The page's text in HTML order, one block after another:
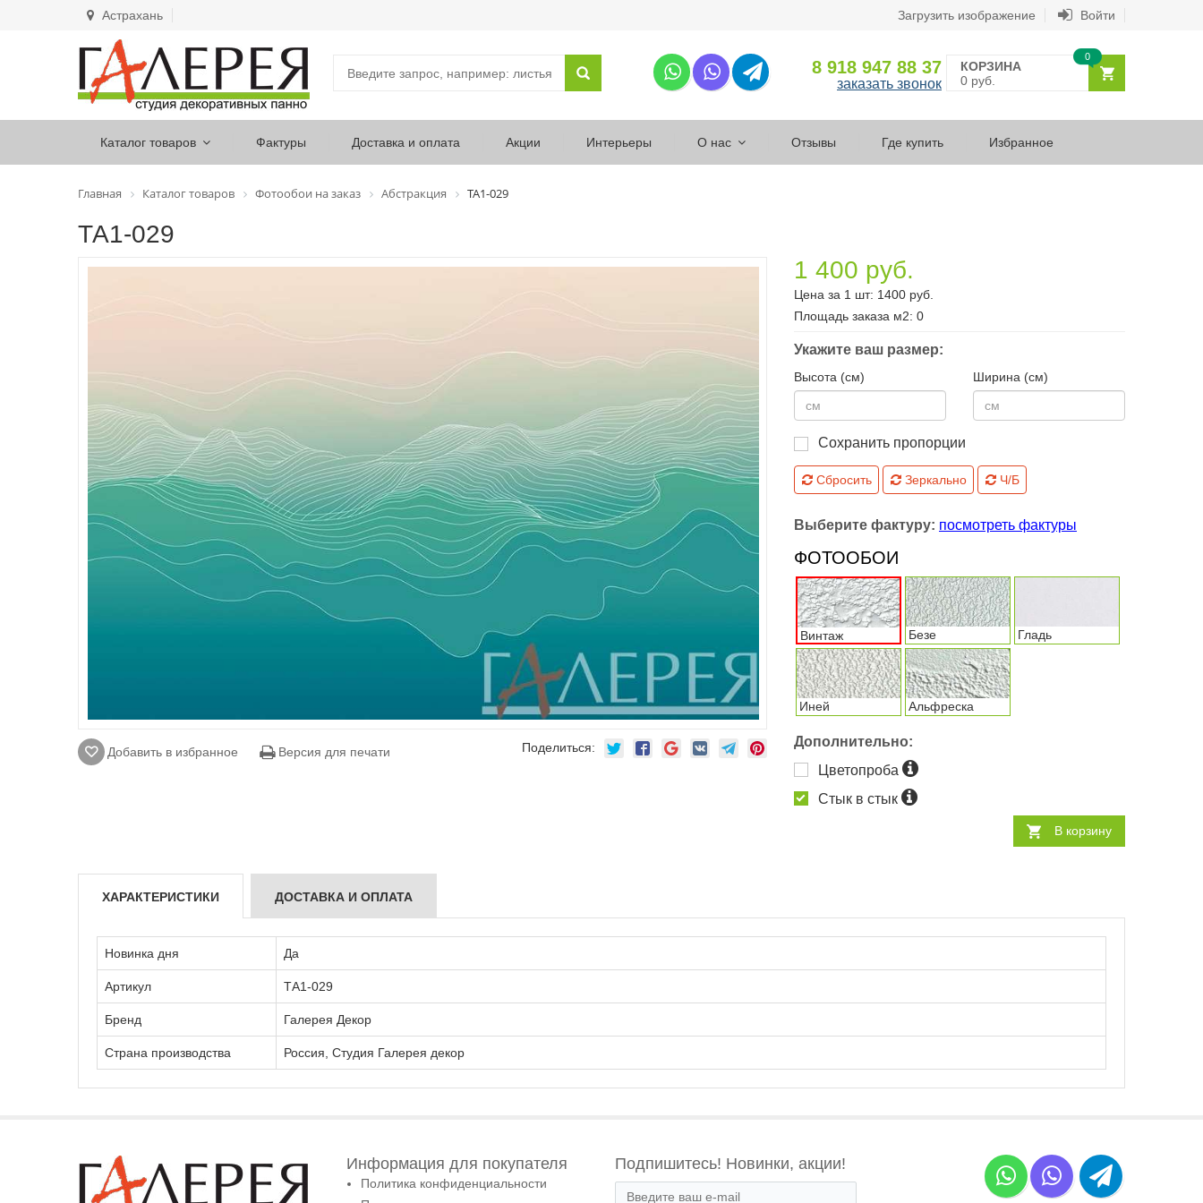
Астрахань Загрузить изображение Войти
8 918 947 88 37
заказать звонок
КОРЗИНА
0 руб.
0
Каталог товаров Фактуры Доставка и оплата Акции Интерьеры О нас Отзывы Где купить Избранное
Главная Каталог товаров Фотообои на заказ Абстракция ТА1-029
ТА1-029
Добавить в избранное Версия для печати Поделиться:
1 400 руб.
Цена за 1 шт: 1400 руб.
Площадь заказа м2: 0
Укажите ваш размер:
Высота (см) Ширина (см)
Сохранить пропорции
Сбросить Зеркально Ч/Б
Выберите фактуру: посмотреть фактуры
ФОТООБОИ
Винтаж Безе Гладь
Иней Альфреска
Дополнительно:
Цветопроба
Стык в стык
В корзину
ХАРАКТЕРИСТИКИ ДОСТАВКА И ОПЛАТА
Новинка дня Да
Артикул ТА1-029
Бренд Галерея Декор
Страна производства Россия, Студия Галерея декор
Информация для покупателя
Политика конфиденциальности
Подпишитесь! Новинки, акции!